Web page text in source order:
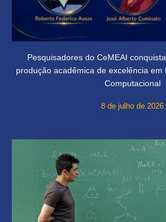
Pesquisadores do CeMEAI
produção acadêmica de excelência em
Computacional
8 de julho de 2026